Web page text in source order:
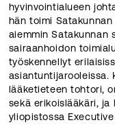
hyvinvointialueen
hän toimi
aiemmin Satakunnan
sairaanhoidon
työskennellyt
asiantuntijarooleissa.
lääketieteen tohtori,
sekä erikoislääkäri,
yliopistossa Executive